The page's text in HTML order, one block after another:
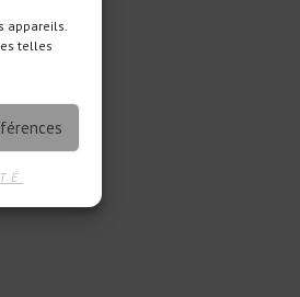
appareils.
telles